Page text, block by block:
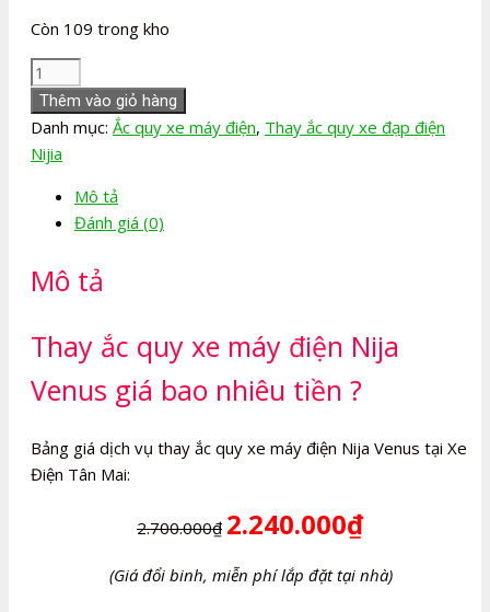
Còn 109 trong kho
Thay
Ắc
quy
xe
điện
Nija
số
Thêm vào giỏ hàng
Danh mục: Ắc quy xe máy điện, Thay ắc quy xe đạp điện
Nijia
Mô tả
Đánh giá (0)
Mô tả
Thay ắc quy xe máy điện Nija
Venus giá bao nhiêu tiền ?
Bảng giá dịch vụ thay ắc quy xe máy điện Nija Venus tại Xe
Điện Tân Mai:
2.700.000₫ 2.240.000₫
(Giá đổi binh, miễn phí lắp đặt tại nhà)